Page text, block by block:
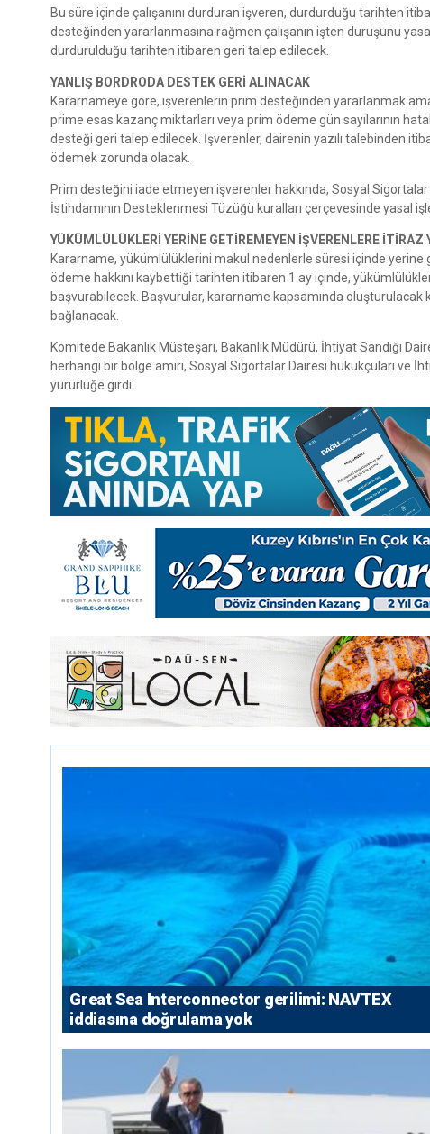
Bu süre içinde çalışanını durduran işveren, durdurduğu tarihten
desteğinden yararlanmasına rağmen çalışanın işten duruşunu
durdurulduğu tarihten itibaren geri talep edilecek.
YANLIŞ BORDRODA DESTEK GERİ ALINACAK
Kararnameye göre, işverenlerin prim desteğinden yararlanmak
prime esas kazanç miktarları veya prim ödeme gün sayılarının
desteği geri talep edilecek. İşverenler, dairenin yazılı talebinden
ödemek zorunda olacak.
Prim desteğini iade etmeyen işverenler hakkında, Sosyal
İstihdamının Desteklenmesi Tüzüğü kuralları çerçevesinde yasal
YÜKÜMLÜLÜKLERİ YERİNE GETİREMEYEN İŞVERENLERE İTİRAZ
Kararname, yükümlülüklerini makul nedenlerle süresi içinde
ödeme hakkını kaybettiği tarihten itibaren 1 ay içinde,
başvurabilecek. Başvurular, kararname kapsamında
bağlanacak.
Komitede Bakanlık Müsteşarı, Bakanlık Müdürü, İhtiyat Sandığı
herhangi bir bölge amiri, Sosyal Sigortalar Dairesi hukukçuları ve
yürürlüğe girdi.
Great Sea Interconnector gerilimi: NAVTEX
iddiasına doğrulama yok